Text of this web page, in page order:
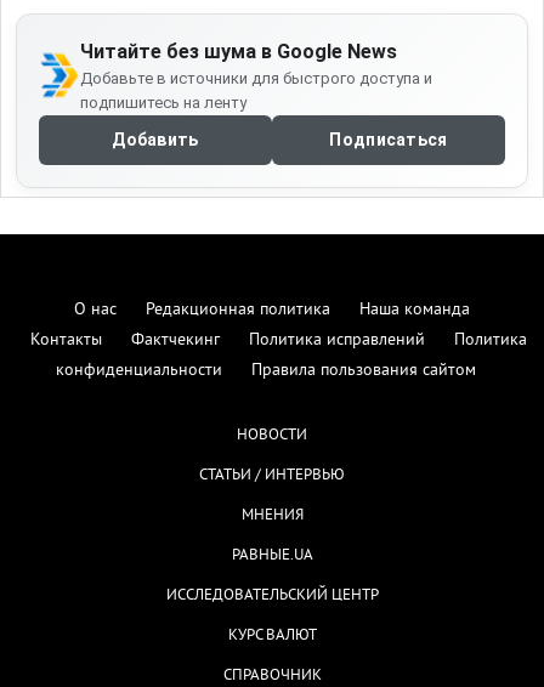
Читайте без шума в Google News
Добавьте в источники для быстрого доступа и
подпишитесь на ленту
Добавить Подписаться
О нас Редакционная политика
Наша команда
Контакты
Фактчекинг Политика исправлений
Политика
конфиденциальности
Правила пользования сайтом
НОВОСТИ
СТАТЬИ / ИНТЕРВЬЮ
МНЕНИЯ
РАВНЫЕ.UA
ИССЛЕДОВАТЕЛЬСКИЙ ЦЕНТР
КУРС ВАЛЮТ
СПРАВОЧНИК